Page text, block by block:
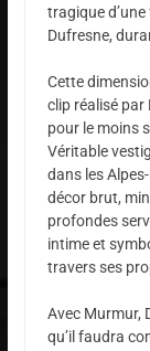
tragique
Dufresne,
Cette
clip réalisé par
pour le moins
Véritable
dans les
décor brut,
profondes
intime et
travers ses
Avec Murmur,
qu’il faudra